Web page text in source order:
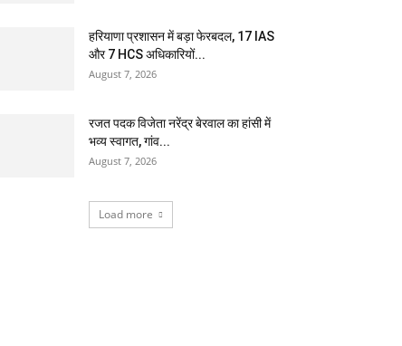
हरियाणा प्रशासन में बड़ा फेरबदल, 17 IAS
और 7 HCS अधिकारियों...
August 7, 2026
रजत पदक विजेता नरेंद्र बेरवाल का हांसी में
भव्य स्वागत, गांव...
August 7, 2026
Load more